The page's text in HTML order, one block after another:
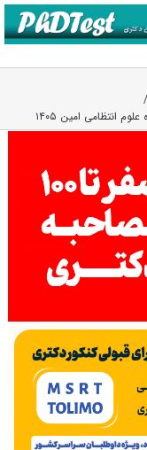
انتظامی امین ۱۴۰۵